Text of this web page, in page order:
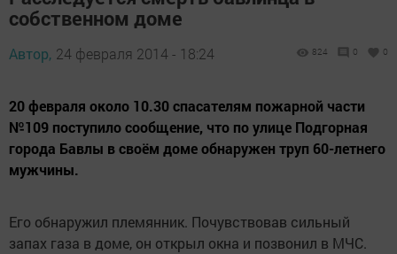
собственном доме
Автор, 24 февраля 2014 - 18:24 824 0 0
20 февраля около 10.30 спасателям пожарной части
№109 поступило сообщение, что по улице Подгорная
города Бавлы в своём доме обнаружен труп 60-летнего
мужчины.
Его обнаружил племянник. Почувствовав сильный
запах газа в доме, он открыл окна и позвонил в МЧС.